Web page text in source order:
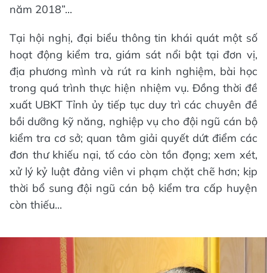
năm 2018”...
Tại hội nghị, đại biểu thông tin khái quát một số
hoạt động kiểm tra, giám sát nổi bật tại đơn vị,
địa phương mình và rút ra kinh nghiệm, bài học
trong quá trình thực hiện nhiệm vụ. Đồng thời đề
xuất UBKT Tỉnh ủy tiếp tục duy trì các chuyên đề
bồi dưỡng kỹ năng, nghiệp vụ cho đội ngũ cán bộ
kiểm tra cơ sở; quan tâm giải quyết dứt điểm các
đơn thư khiếu nại, tố cáo còn tồn đọng; xem xét,
xử lý kỷ luật đảng viên vi phạm chặt chẽ hơn; kịp
thời bổ sung đội ngũ cán bộ kiểm tra cấp huyện
còn thiếu...